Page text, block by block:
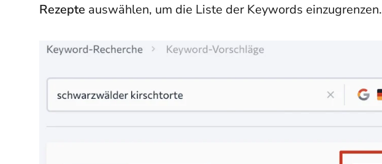
Rezepte auswählen, um die Liste der Keywords einzugrenzen.